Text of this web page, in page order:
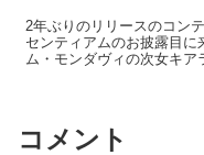
2年ぶりのリリースのコン
センティアムのお披露目に
ム・モンダヴィの次女キア
コメント